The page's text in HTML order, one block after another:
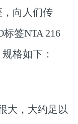
向人们传
签NTA 216
格如下：
，大约足以